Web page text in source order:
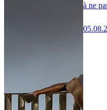
à ne